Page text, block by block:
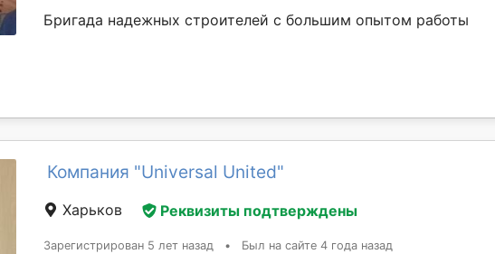
Бригада надежных строителей с большим опытом работы
Компания "Universal United"
Харьков Реквизиты подтверждены
Зарегистрирован 5 лет назад • Был на сайте 4 года назад